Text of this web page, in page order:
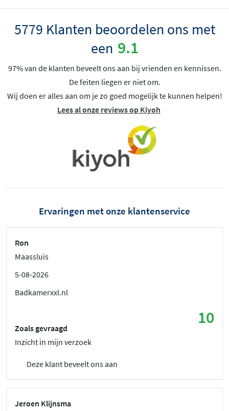
5779 Klanten beoordelen ons met
een 9.1
97% van de klanten beveelt ons aan bij vrienden en kennissen.
De feiten liegen er niet om.
Wij doen er alles aan om je zo goed mogelijk te kunnen helpen!
Lees al onze reviews op Kiyoh
Ervaringen met onze klantenservice
Ron
Maassluis
5-08-2026
Badkamerxxl.nl
10
Zoals gevraagd
Inzicht in mijn verzoek
Deze klant beveelt ons aan
Jeroen Klijnsma